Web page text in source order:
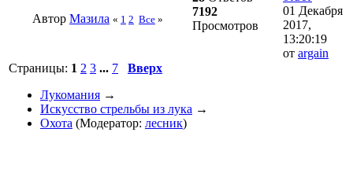
Автор Мазила « 1 2 Все »
7192
Просмотров
01 Декабря
2017,
13:20:19
от argain
Страницы: 1 2 3 ... 7
Вверх
Лукомания →
Искусство стрельбы из лука →
Охота (Модератор: лесник)